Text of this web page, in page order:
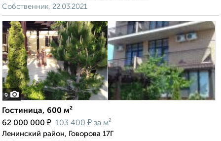
Собственник, 22.03.2021
9
Гостиница, 600 м²
62 000 000 ₽ 103 400 ₽ за м²
Ленинский район, Говорова 17Г